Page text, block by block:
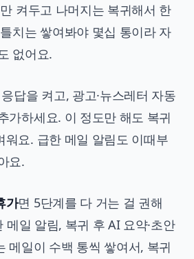
켜두고 나머지는 복귀해서 한
치는 쌓여봐야 몇십 통이라 자
없어요.
답을 켜고, 광고·뉴스레터 자동
가하세요. 이 정도만 해도 복귀
워요. 급한 메일 알림도 이때부
요.
가면 5단계를 다 거는 걸 권해
메일 알림, 복귀 후 AI 요약·초안
메일이 수백 통씩 쌓여서, 복귀